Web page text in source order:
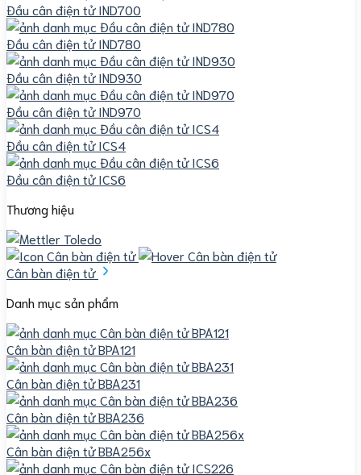
Đầu cân điện tử IND700
Đầu cân điện tử IND780
Đầu cân điện tử IND930
Đầu cân điện tử IND970
Đầu cân điện tử ICS4
Đầu cân điện tử ICS6
Thương hiệu
Cân bàn điện tử
Danh mục sản phẩm
Cân bàn điện tử BPA121
Cân bàn điện tử BBA231
Cân bàn điện tử BBA236
Cân bàn điện tử BBA256x